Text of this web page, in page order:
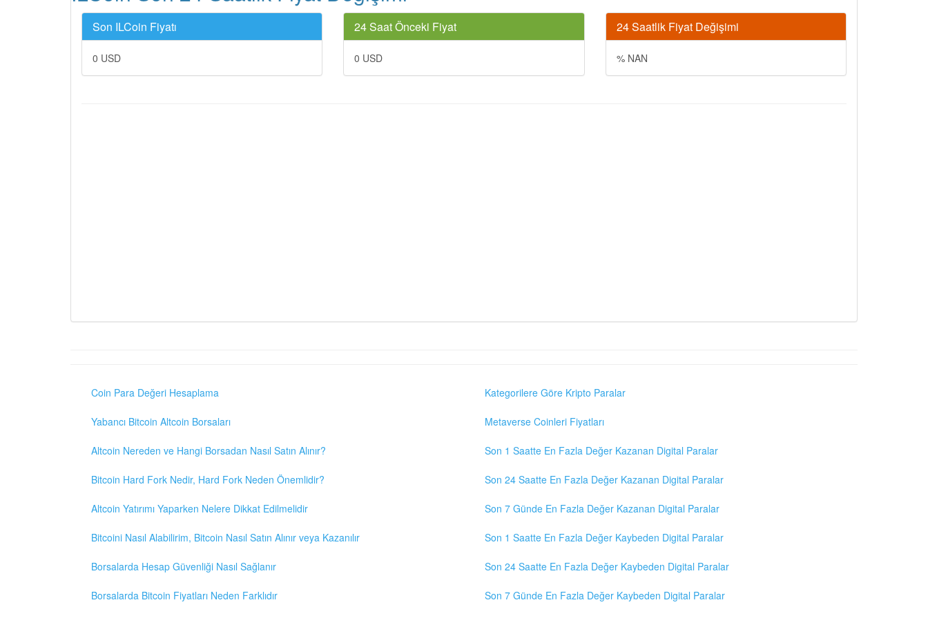
Son ILCoin Fiyatı
0 USD
24 Saat Önceki Fiyat
0 USD
24 Saatlik Fiyat Değişimi
% NAN
Coin Para Değeri Hesaplama
Yabancı Bitcoin Altcoin Borsaları
Altcoin Nereden ve Hangi Borsadan Nasıl Satın Alınır?
Bitcoin Hard Fork Nedir, Hard Fork Neden Önemlidir?
Altcoin Yatırımı Yaparken Nelere Dikkat Edilmelidir
Bitcoini Nasıl Alabilirim, Bitcoin Nasıl Satın Alınır veya Kazanılır
Borsalarda Hesap Güvenliği Nasıl Sağlanır
Borsalarda Bitcoin Fiyatları Neden Farklıdır
Kategorilere Göre Kripto Paralar
Metaverse Coinleri Fiyatları
Son 1 Saatte En Fazla Değer Kazanan Digital Paralar
Son 24 Saatte En Fazla Değer Kazanan Digital Paralar
Son 7 Günde En Fazla Değer Kazanan Digital Paralar
Son 1 Saatte En Fazla Değer Kaybeden Digital Paralar
Son 24 Saatte En Fazla Değer Kaybeden Digital Paralar
Son 7 Günde En Fazla Değer Kaybeden Digital Paralar